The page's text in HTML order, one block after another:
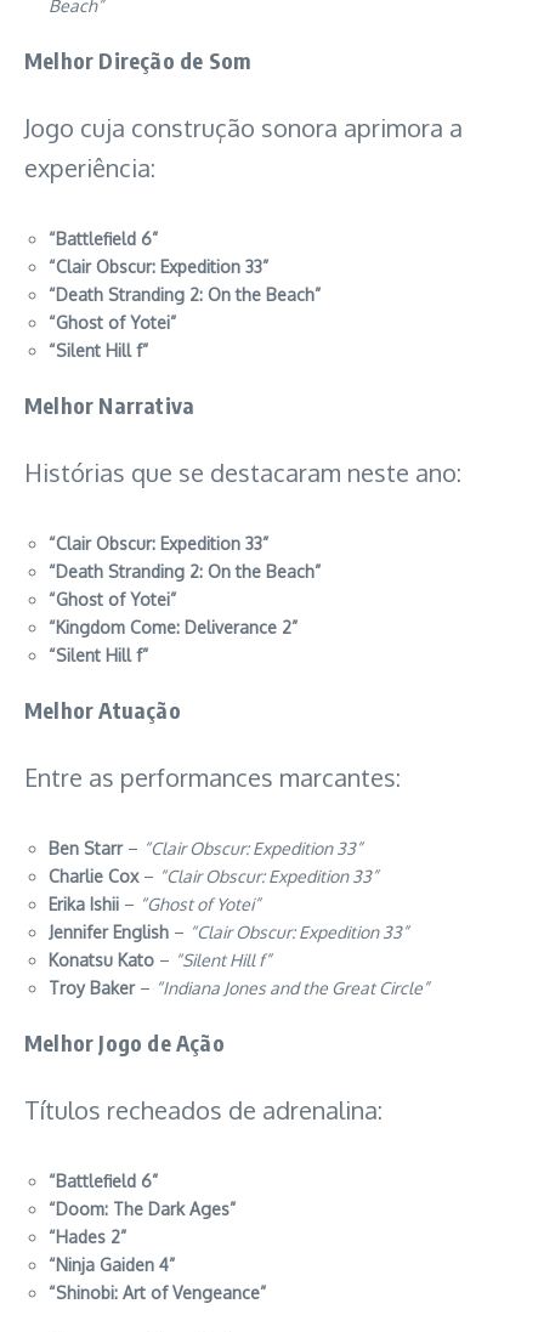
Beach”
Melhor Direção de Som
Jogo cuja construção sonora aprimora a
experiência:
“Battlefield 6”
“Clair Obscur: Expedition 33”
“Death Stranding 2: On the Beach”
“Ghost of Yotei”
“Silent Hill f”
Melhor Narrativa
Histórias que se destacaram neste ano:
“Clair Obscur: Expedition 33”
“Death Stranding 2: On the Beach”
“Ghost of Yotei”
“Kingdom Come: Deliverance 2”
“Silent Hill f”
Melhor Atuação
Entre as performances marcantes:
Ben Starr– “Clair Obscur: Expedition 33”
Charlie Cox– “Clair Obscur: Expedition 33”
Erika Ishii – “Ghost of Yotei”
Jennifer English – “Clair Obscur: Expedition 33”
Konatsu Kato – “Silent Hill f”
Troy Baker– “Indiana Jones and the Great Circle”
Melhor Jogo de Ação
Títulos recheados de adrenalina:
“Battlefield 6”
“Doom: The Dark Ages”
“Hades 2”
“Ninja Gaiden 4”
“Shinobi: Art of Vengeance”